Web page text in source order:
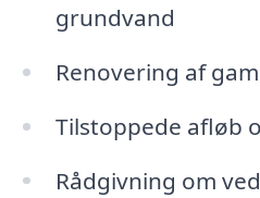
grundvand
Renovering af
Tilstoppede afløb
Rådgivning om